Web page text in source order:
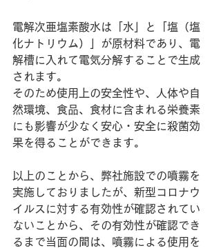
電解次亜塩素酸水は「水」と「塩（塩
化ナトリウム）」が原材料であり、電
解槽に入れて電気分解することで生成
されます。
そのため使用上の安全性や、人体や自
然環境、食品、食材に含まれる栄養素
にも影響が少なく安心・安全に殺菌効
果を得ることができます。
以上のことから、弊社施設での噴霧を
実施しておりましたが、新型コロナウ
イルスに対する有効性が確認されてい
ないことから、その有効性が確認でき
るまで当面の間は、噴霧による使用を